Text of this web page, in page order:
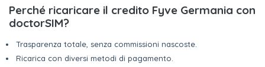
Perché ricaricare il credito Fyve Germania con
doctorSIM?
Trasparenza totale, senza commissioni nascoste.
Ricarica con diversi metodi di pagamento.